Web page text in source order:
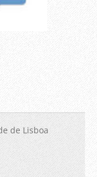
de Lisboa